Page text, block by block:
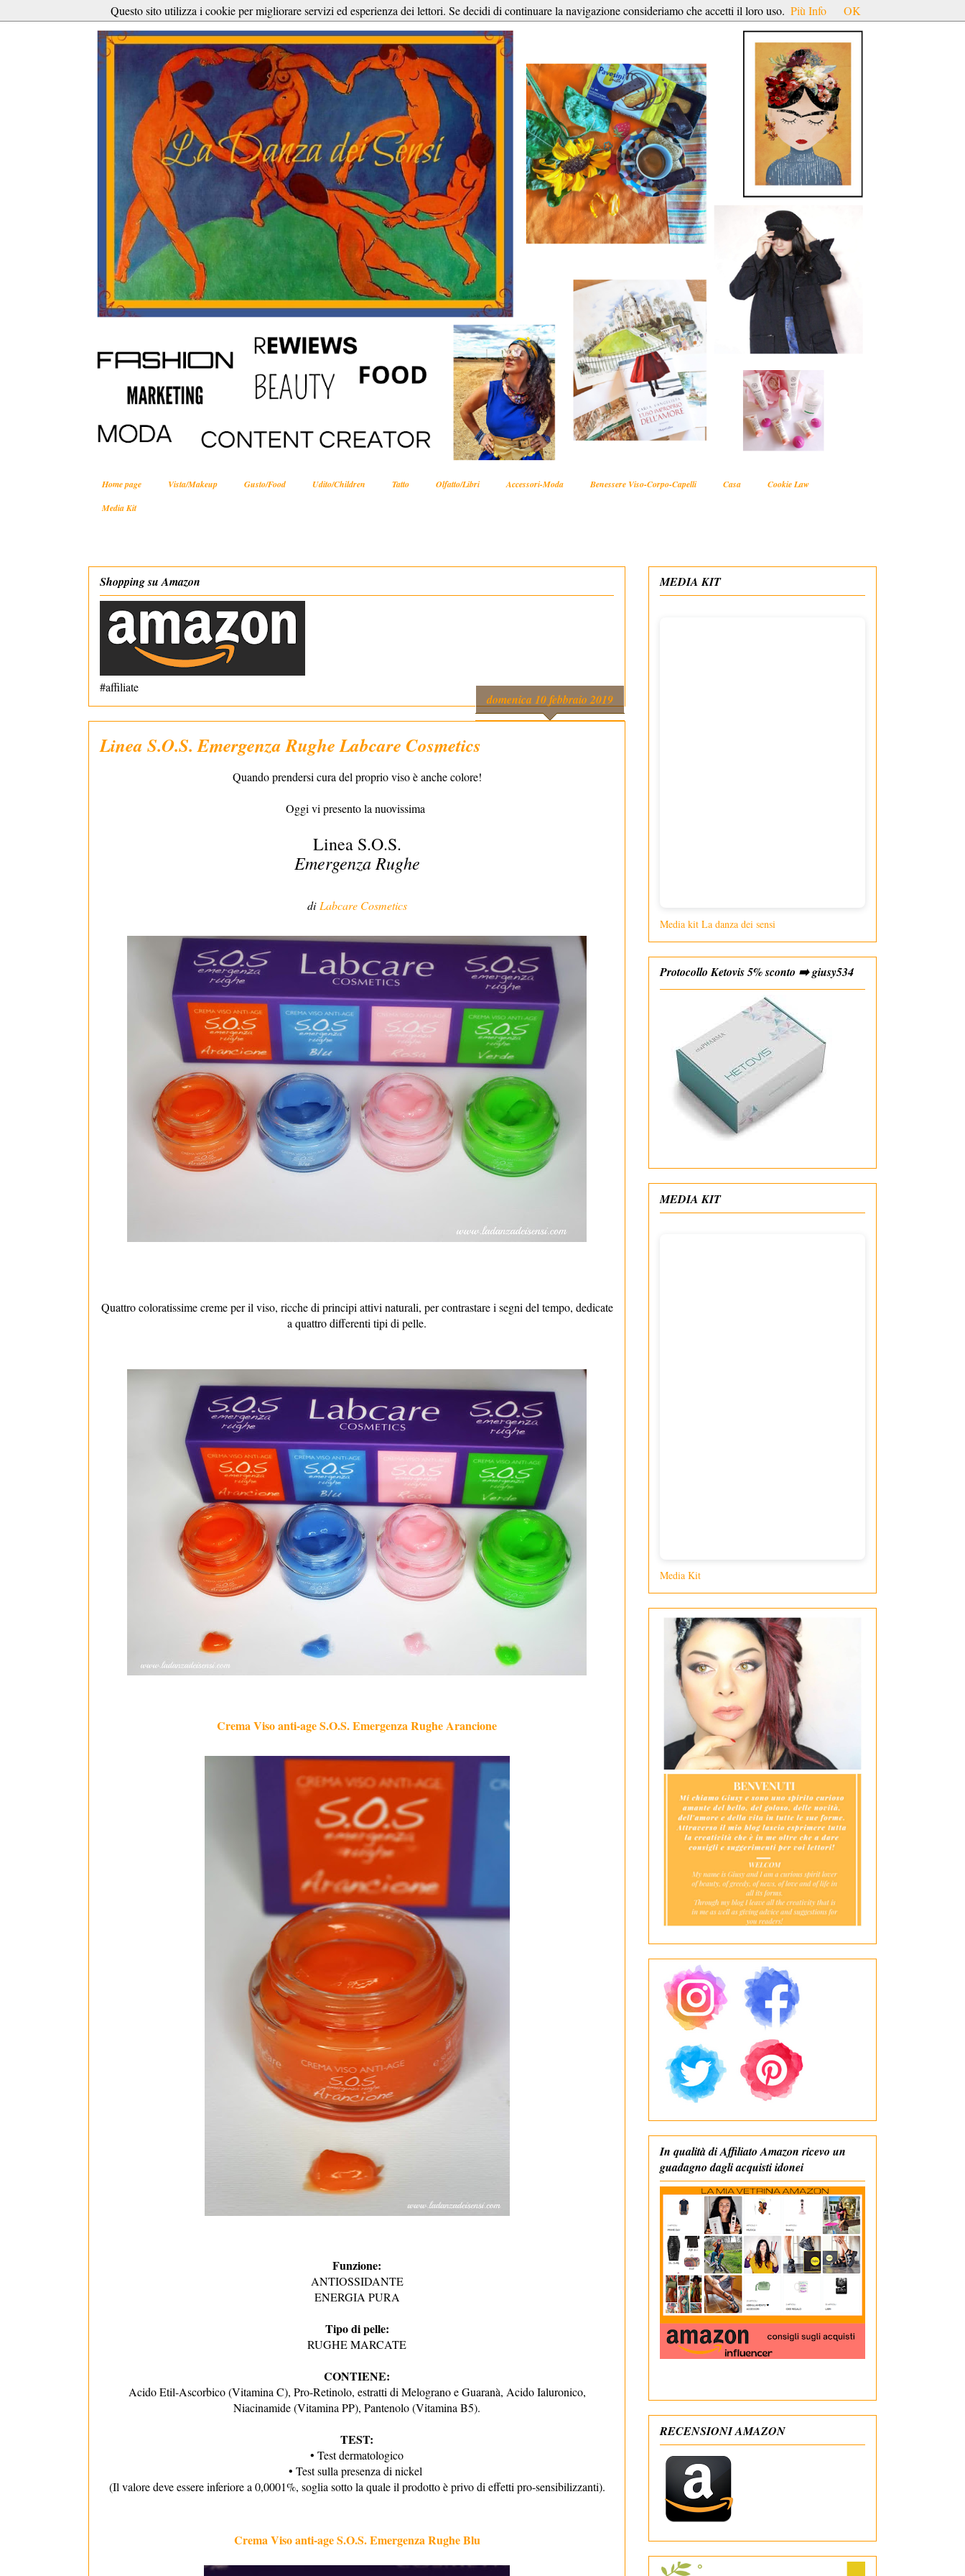
Home page Vista/Makeup Gusto/Food Udito/Children Tatto Olfatto/Libri Accessori-Moda Benessere Viso-Corpo-Capelli Casa
Cookie Law
Media Kit
Shopping su Amazon
#affiliate
domenica 10 febbraio 2019
Linea S.O.S. Emergenza Rughe Labcare Cosmetics
Quando prendersi cura del proprio viso è anche colore!
Oggi vi presento la nuovissima
Linea S.O.S.
Emergenza Rughe
diLabcare Cosmetics
Quattro coloratissime creme per il viso, ricche di principi attivi naturali, per contrastare i segni del tempo, dedicate
a quattro differenti tipi di pelle.
Crema Viso anti-age S.O.S. Emergenza Rughe Arancione
Funzione:
ANTIOSSIDANTE
ENERGIA PURA
Tipo di pelle:
RUGHE MARCATE
CONTIENE:
Acido Etil-Ascorbico (Vitamina C), Pro-Retinolo, estratti di Melograno e Guaranà, Acido Ialuronico,
Niacinamide (Vitamina PP), Pantenolo (Vitamina B5).
TEST:
• Test dermatologico
• Test sulla presenza di nickel
(Il valore deve essere inferiore a 0,0001%, soglia sotto la quale il prodotto è privo di effetti pro-sensibilizzanti).
Crema Viso anti-age S.O.S. Emergenza Rughe Blu
MEDIA KIT
Media kit La danza dei sensi
Protocollo Ketovis 5% sconto ➡️ giusy534
MEDIA KIT
Media Kit
In qualità di Affiliato Amazon ricevo un
guadagno dagli acquisti idonei
RECENSIONI AMAZON
Questo sito utilizza i cookie per migliorare servizi ed esperienza dei lettori. Se decidi di continuare la navigazione consideriamo che accetti il loro uso. Più Info OK